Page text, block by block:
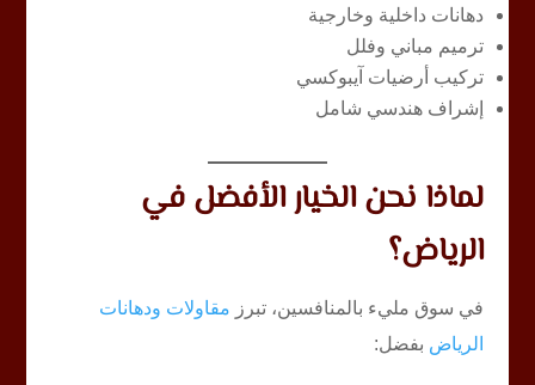
دهانات داخلية وخارجية
ترميم مباني وفلل
تركيب أرضيات آيبوكسي
إشراف هندسي شامل
لماذا نحن الخيار الأفضل في
الرياض؟
في سوق مليء بالمنافسين، تبرز مقاولات ودهانات
الرياض بفضل: